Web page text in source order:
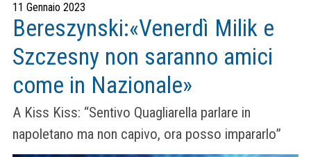
11 Gennaio 2023
Bereszynski:«Venerdì Milik e
Szczesny non saranno amici
come in Nazionale»
A Kiss Kiss: “Sentivo Quagliarella parlare in
napoletano ma non capivo, ora posso impararlo”